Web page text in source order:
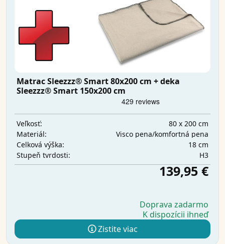
Matrac Sleezzz® Smart 80x200 cm + deka
Sleezzz® Smart 150x200 cm
Veľkosť:
80 x 200 cm
Materiál:
Visco pena/komfortná pena
Celková výška:
18 cm
Stupeň tvrdosti:
H3
139,95 €
Doprava zadarmo
K dispozícii ihneď
Zistite viac